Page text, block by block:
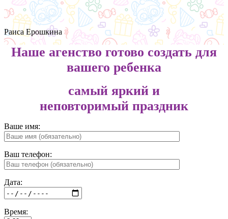
Раиса Ерошкина
Наше агенство готово создать для
вашего ребенка
самый яркий и
неповторимый праздник
Ваше имя:
Ваш телефон:
Дата:
Время: